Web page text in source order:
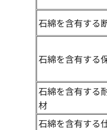
石綿を含有する
石綿を含有する
石綿を含有する
材
石綿を含有する